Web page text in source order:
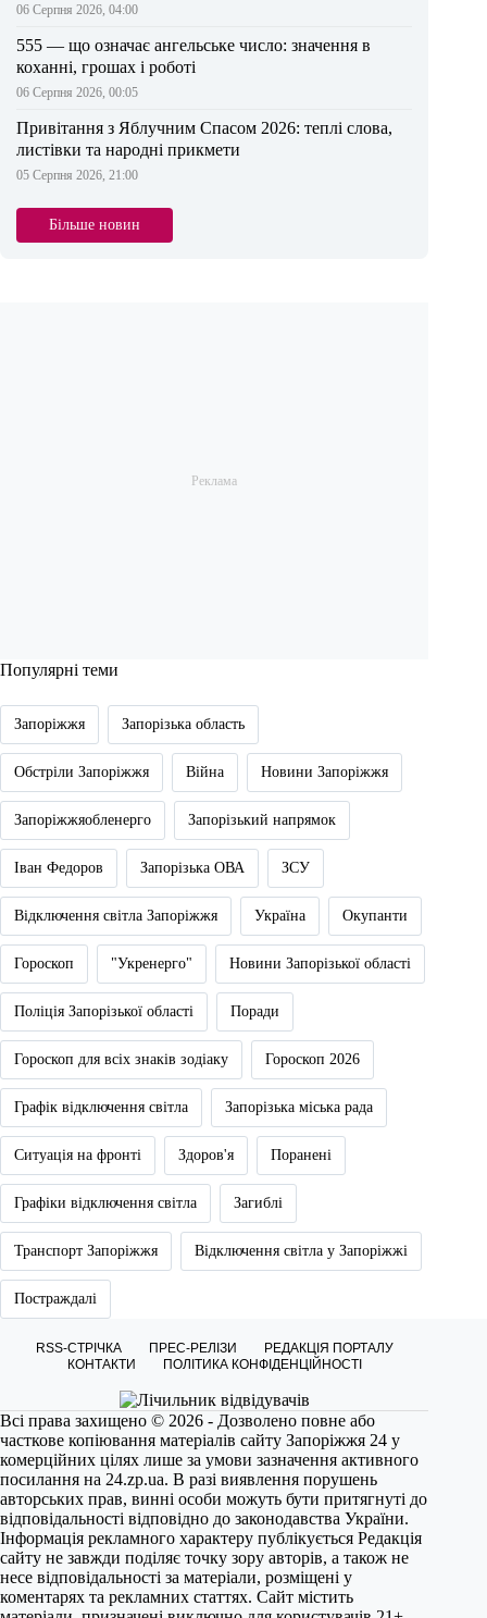
06 Серпня 2026, 04:00
555 — що означає ангельське число: значення в
коханні, грошах і роботі
06 Серпня 2026, 00:05
Привітання з Яблучним Спасом 2026: теплі слова,
листівки та народні прикмети
05 Серпня 2026, 21:00
Більше новин
Популярні теми
Запоріжжя Запорізька область
Обстріли Запоріжжя Війна Новини Запоріжжя
Запоріжжяобленерго Запорізький напрямок
Іван Федоров Запорізька ОВА ЗСУ
Відключення світла Запоріжжя Україна Окупанти
Гороскоп "Укренерго" Новини Запорізької області
Поліція Запорізької області Поради
Гороскоп для всіх знаків зодіаку Гороскоп 2026
Графік відключення світла Запорізька міська рада
Ситуація на фронті Здоров'я Поранені
Графіки відключення світла Загиблі
Транспорт Запоріжжя Відключення світла у Запоріжжі
Постраждалі
RSS-СТРІЧКА ПРЕС-РЕЛІЗИ
РЕДАКЦІЯ ПОРТАЛУ
КОНТАКТИ
ПОЛІТИКА КОНФІДЕНЦІЙНОСТІ
Всі права захищено © 2026 - Дозволено повне або
часткове копіювання матеріалів сайту Запоріжжя 24 у
комерційних цілях лише за умови зазначення активного
посилання на 24.zp.ua. В разі виявлення порушень
авторських прав, винні особи можуть бути притягнуті до
відповідальності відповідно до законодавства України.
Інформація рекламного характеру публікується Редакція
сайту не завжди поділяє точку зору авторів, а також не
несе відповідальності за матеріали, розміщені у
коментарях та рекламних статтях. Сайт містить